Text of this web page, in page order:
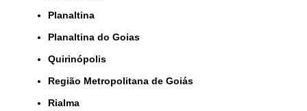
Planaltina
Planaltina do Goias
Quirinópolis
Região Metropolitana de Goiás
Rialma